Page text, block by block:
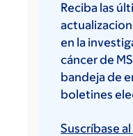
Reciba las
en la
cáncer de
bandeja de
boletines
Suscríbase